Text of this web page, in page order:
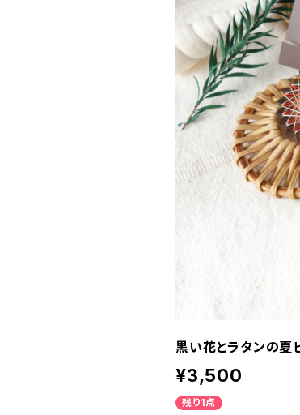
黒い花とラタンの
¥3,500
残り1点